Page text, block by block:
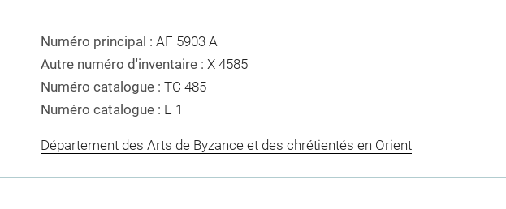
Numéro principal : AF 5903 A
Autre numéro d'inventaire : X 4585
Numéro catalogue : TC 485
Numéro catalogue : E 1
Département des Arts de Byzance et des chrétientés en Orient